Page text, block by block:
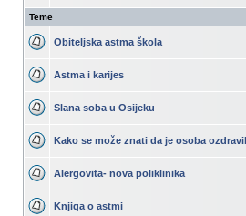
Teme
Obiteljska astma škola
Astma i karijes
Slana soba u Osijeku
Kako se može znati da je osoba
Alergovita- nova poliklinika
Knjiga o astmi